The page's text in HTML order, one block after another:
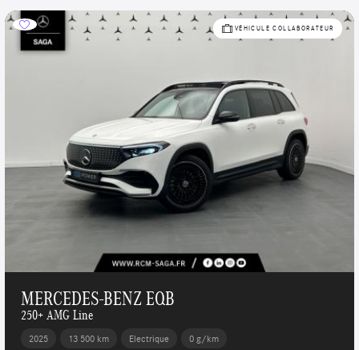
VÉHICULE COLLABORATEUR
MERCEDES-BENZ EQB
250+ AMG Line
2025 13 500 km Electrique 0 g/km